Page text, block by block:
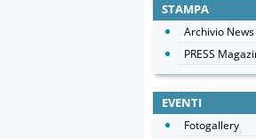
STAMPA
Archivio News
PRESS
EVENTI
Fotogallery